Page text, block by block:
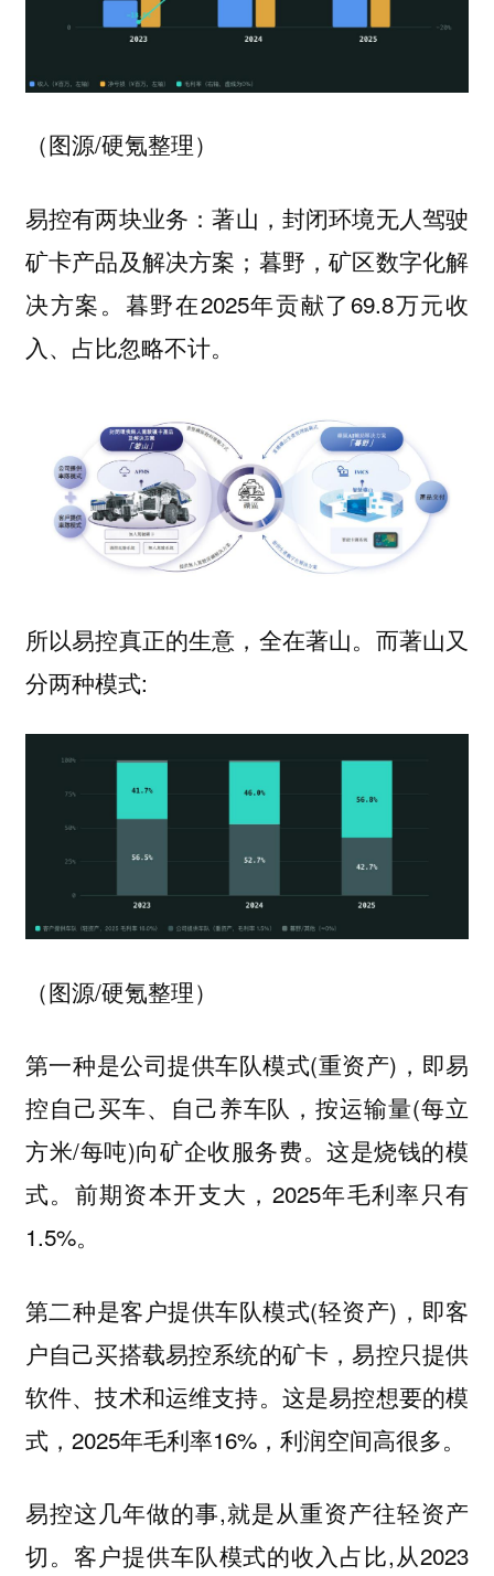
（图源/硬氪整理）
易控有两块业务：著山 ，封闭环境无人驾驶
矿卡产品及解决方案； 暮野 ，矿区数字化解
决方案。暮野在2025年贡献了69.8万元收
入、占比忽略不计。
所以易控真正的生意，全在著山。而著山又
分两种模式:
（图源/硬氪整理）
第一种是公司提供车队模式(重资产)，即易
控自己买车、自己养车队，按运输量(每立
方米/每吨)向矿企收服务费。这是烧钱的模
式。前期资本开支大，2025年毛利率只有
1.5%。
第二种是客户提供车队模式(轻资产)，即客
户自己买搭载易控系统的矿卡，易控只提供
软件、技术和运维支持。这是易控想要的模
式，2025年毛利率16%，利润空间高很多。
易控这几年做的事,就是从重资产往轻资产
切。客户提供车队模式的收入占比,从2023